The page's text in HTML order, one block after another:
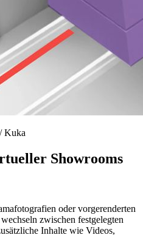
Kuka
Showrooms
oder vorgerenderten
zwischen festgelegten
Inhalte wie Videos,